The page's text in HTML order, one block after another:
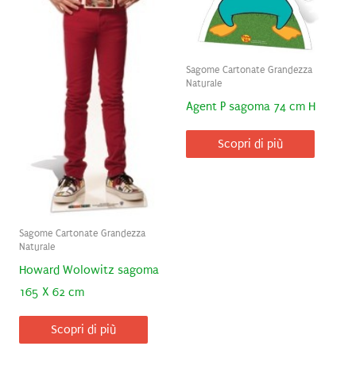
Sagome Cartonate Grandezza
Naturale
Howard Wolowitz sagoma
165 X 62 cm
Scopri di più
Sagome Cartonate Grandezza
Naturale
Agent P sagoma 74 cm H
Scopri di più